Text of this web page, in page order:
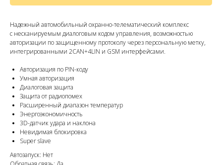
Надежный автомобильный охранно-телематический комплекс
с несканируемым диалоговым кодом управления, возможностью
авторизации по защищенному протоколу через персональную метку,
интегрированными 2CAN+4LIN и GSM интерфейсами.
Авторизация по PIN-коду
Умная авторизация
Диалоговая защита
Защита от радиопомех
Расширенный диапазон температур
Энергоэкономичность
3D-датчик удара и наклона
Невидимая блокировка
Super slave
Автозапуск: Нет